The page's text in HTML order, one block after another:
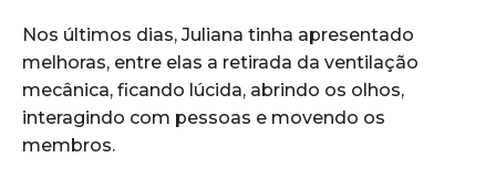
Nos últimos dias, Juliana tinha apresentado
melhoras, entre elas a retirada da ventilação
mecânica, ficando lúcida, abrindo os olhos,
interagindo com pessoas e movendo os
membros.